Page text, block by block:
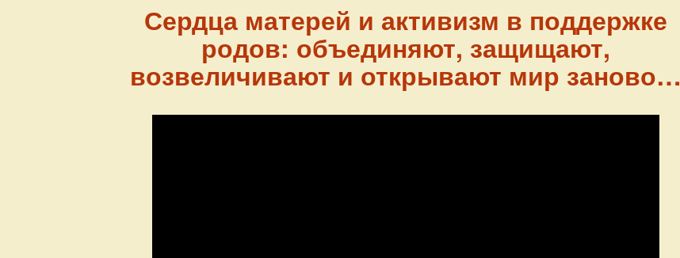
Сердца матерей и активизм в поддержке
родов: объединяют, защищают,
возвеличивают и открывают мир заново…